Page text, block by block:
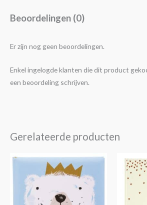
Beoordelingen (0)
Er zijn nog geen beoordelingen.
Enkel ingelogde klanten die dit product
een beoordeling schrijven.
Gerelateerde producten